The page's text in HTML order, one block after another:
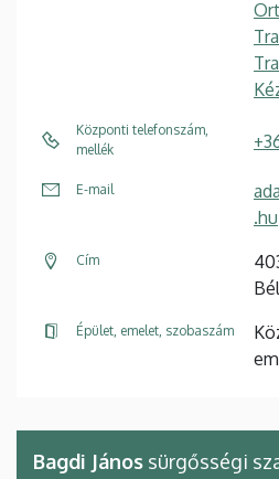
Központi telefonszám,
mellék
E-mail
.hu
Cím
Épület, emelet, szobaszám
Bagdi János sürgősségi